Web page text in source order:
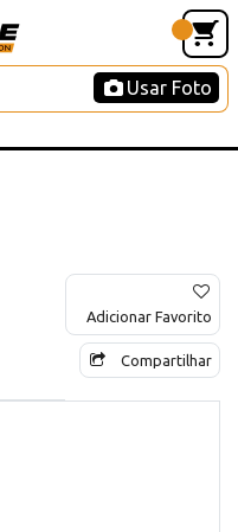
Usar Foto
Adicionar Favorito
Compartilhar